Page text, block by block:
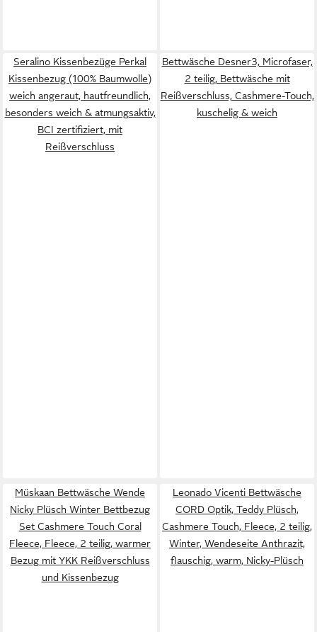
Seralino Kissenbezüge Perkal
Kissenbezug (100% Baumwolle)
weich angeraut, hautfreundlich,
besonders weich & atmungsaktiv,
BCI zertifiziert, mit
Reißverschluss
Bettwäsche Desner3, Microfaser,
2 teilig, Bettwäsche mit
Reißverschluss, Cashmere-Touch,
kuschelig & weich
Müskaan Bettwäsche Wende
Nicky Plüsch Winter Bettbezug
Set Cashmere Touch Coral
Fleece, Fleece, 2 teilig, warmer
Bezug mit YKK Reißverschluss
und Kissenbezug
Leonado Vicenti Bettwäsche
CORD Optik, Teddy Plüsch,
Cashmere Touch, Fleece, 2 teilig,
Winter, Wendeseite Anthrazit,
flauschig, warm, Nicky-Plüsch